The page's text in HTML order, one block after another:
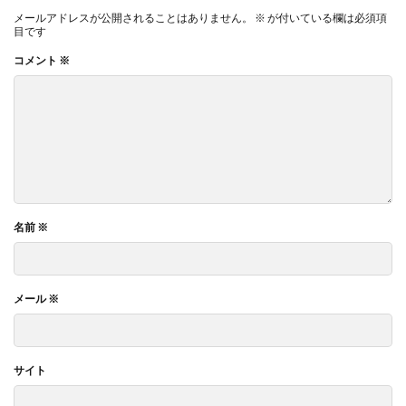
メールアドレスが公開されることはありません。 ※ が付いている欄は必須項
目です
コメント ※
名前 ※
メール※
サイト